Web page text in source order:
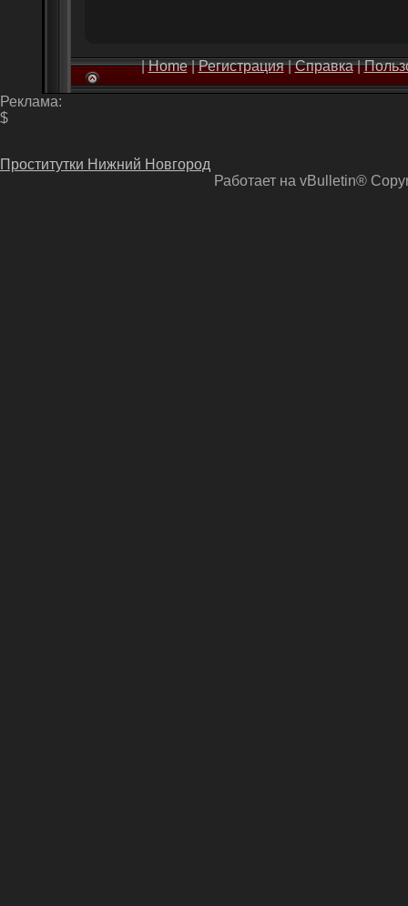
|Home|Регистрация|Справка|
Реклама:
$
Проститутки Нижний Новгород
Работает на vBulletin®